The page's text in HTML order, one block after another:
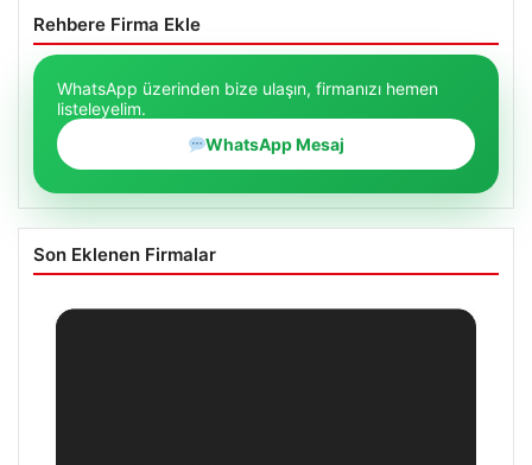
Rehbere Firma Ekle
WhatsApp üzerinden bize ulaşın, firmanızı hemen
listeleyelim.
WhatsApp Mesaj
Son Eklenen Firmalar